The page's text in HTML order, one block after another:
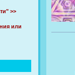
>>
или